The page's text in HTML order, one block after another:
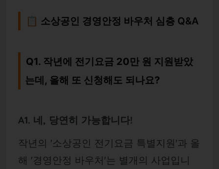
📋 소상공인 경영안정 바우처 심층 Q&A
Q1. 작년에 전기요금 20만 원 지원받았
는데, 올해 또 신청해도 되나요?
A1. 네, 당연히 가능합니다!
작년의 '소상공인 전기요금 특별지원'과 올
해 '경영안정 바우처'는 별개의 사업입니